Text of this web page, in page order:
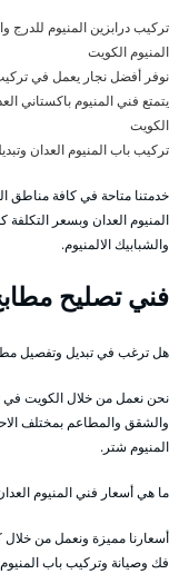
تركيب درابزين المنيوم للدرج
المنيوم الكويت
نوفر أفضل نجار يعمل في
يتمتع فني المنيوم باكستاني
الكويت
تركيب باب المنيوم العدان
خدمتنا متاحة في كافة مناطق
المنيوم العدان وبسعر التكلفة
والشبابيك الالمنيوم.
فني تصليح
هل ترغب في تبديل وتفصيل
نحن نعمل من خلال الكويت في
والشقق والمطاعم بمختلف
المنيوم شتر.
ما هي أسعار فني المنيوم
أسعارنا مميزة ونعمل من
فك وصيانة وتركيب باب المنيوم